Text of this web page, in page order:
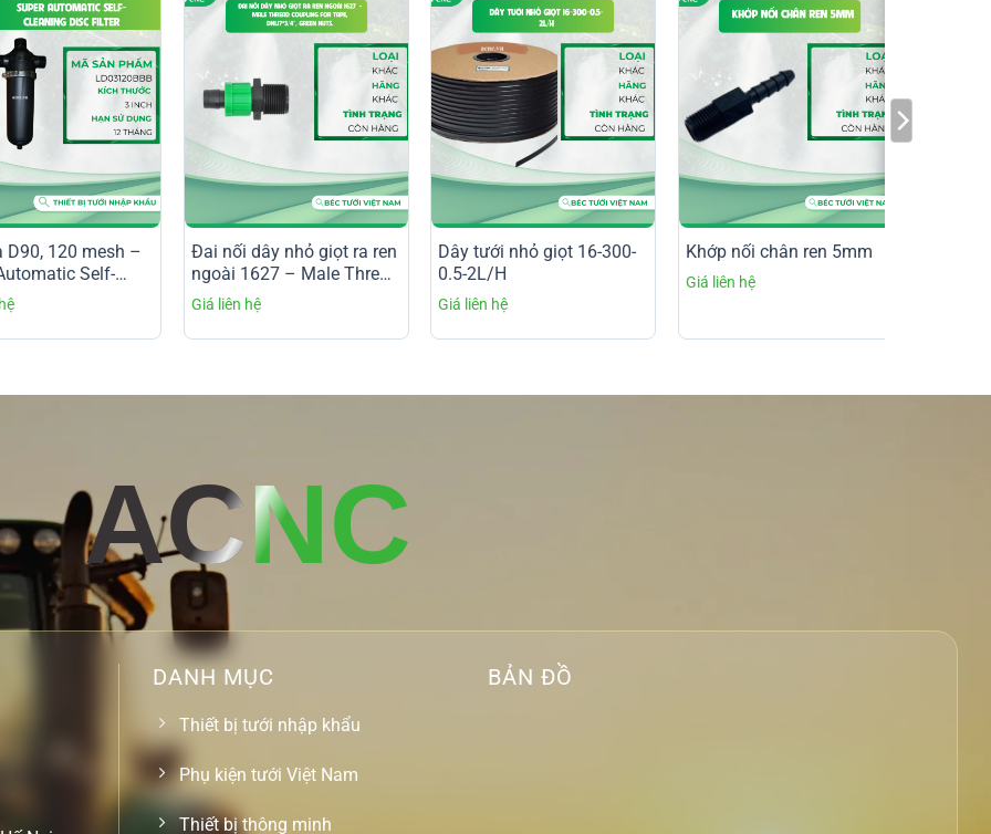
D90, 120 mesh –
Self-
Disc Filter
Đai nối dây nhỏ giọt ra ren
ngoài 1627 – Male Thread
Coupling for Tape,
Dnl17*3/4”, Green nuts.
Dây tưới nhỏ giọt 16-300-
0.5-2L/H
Khớp nối chân ren 5mm
ACNC
DANH MỤC
Thiết bị tưới nhập khẩu
Phụ kiện tưới Việt Nam
Thiết bị thông minh
BẢN ĐỒ